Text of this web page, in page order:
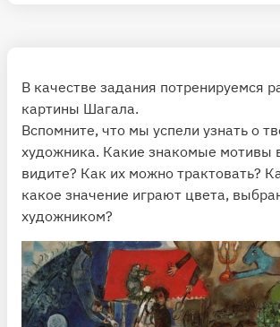
В качестве задания потренируемся
картины Шагала.
Вспомните, что мы успели узнать о
художника. Какие знакомые мотивы
видите? Как их можно трактовать?
какое значение играют цвета,
художником?